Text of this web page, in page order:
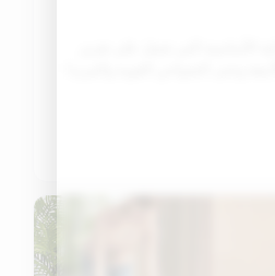
الأساسية التي تعمل على تعزيز
وحتى الشواحن القوية والمزيد!